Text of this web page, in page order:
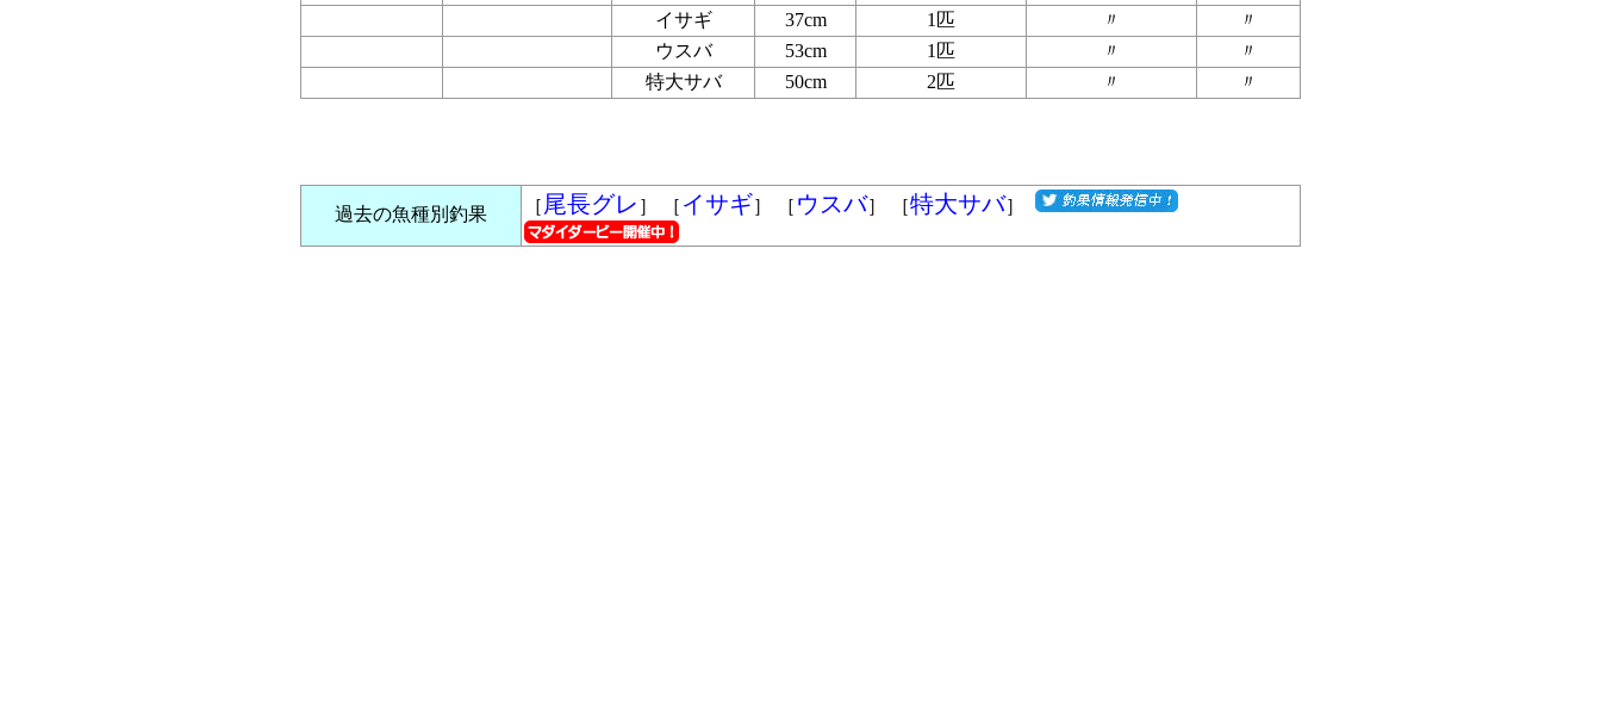
イサギ 37cm 1匹 〃
〃
ウスバ
53cm 1匹 〃
〃
特大サバ
50cm 2匹 〃 〃
過去の魚種別釣果 ［ 尾長グレ ］ ［ イサギ］ ［ ウスバ］ ［特大サバ］